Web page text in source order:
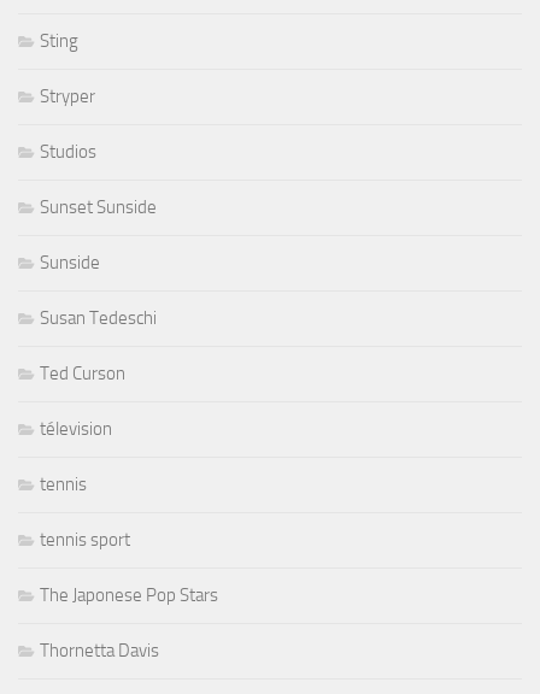
Sting
Stryper
Studios
Sunset Sunside
Sunside
Susan Tedeschi
Ted Curson
télevision
tennis
tennis sport
The Japonese Pop Stars
Thornetta Davis